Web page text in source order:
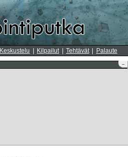
Keskustelu Kilpailut Tehtävät Palaute
–